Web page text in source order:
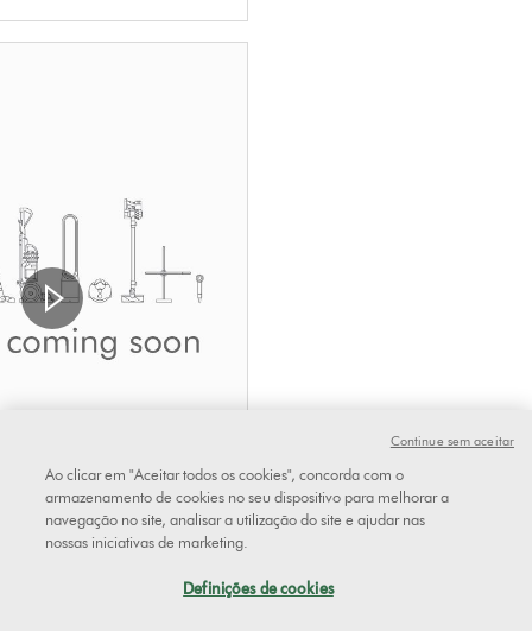
vacuum cleaner
Ao clicar em "Aceitar todos os cookies", concorda com o
armazenamento de cookies no seu dispositivo para melhorar a
navegação no site, analisar a utilização do site e ajudar nas
nossas iniciativas de marketing.
Definições de cookies
Continue sem aceitar